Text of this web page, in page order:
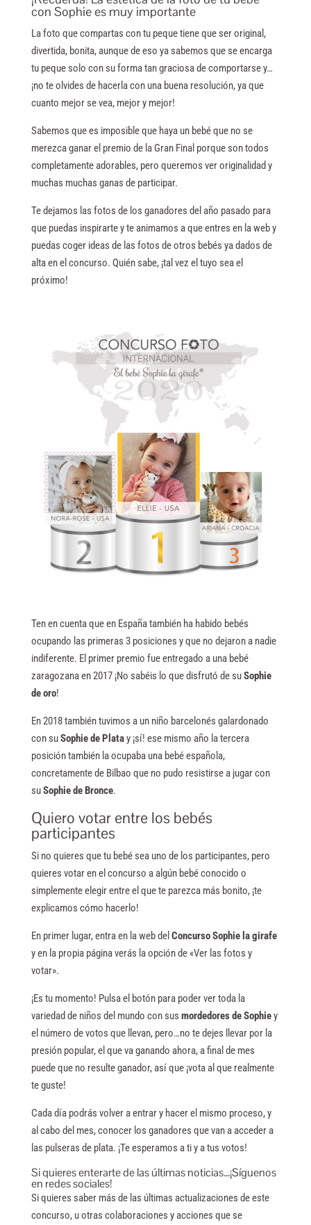
con Sophie es muy importante
La foto que compartas con tu peque tiene que ser original,
divertida, bonita, aunque de eso ya sabemos que se encarga
tu peque solo con su forma tan graciosa de comportarse y…
¡no te olvides de hacerla con una buena resolución, ya que
cuanto mejor se vea, mejor y mejor!
Sabemos que es imposible que haya un bebé que no se
merezca ganar el premio de la Gran Final porque son todos
completamente adorables, pero queremos ver originalidad y
muchas muchas ganas de participar.
Te dejamos las fotos de los ganadores del año pasado para
que puedas inspirarte y te animamos a que entres en la web y
puedas coger ideas de las fotos de otros bebés ya dados de
alta en el concurso. Quién sabe, ¡tal vez el tuyo sea el
próximo!
Ten en cuenta que en España también ha habido bebés
ocupando las primeras 3 posiciones y que no dejaron a nadie
indiferente. El primer premio fue entregado a una bebé
zaragozana en 2017 ¡No sabéis lo que disfrutó de suSophie
de oro!
En 2018 también tuvimos a un niño barcelonés galardonado
con suSophie de Platay ¡sí! ese mismo año la tercera
posición también la ocupaba una bebé española,
concretamente de Bilbao que no pudo resistirse a jugar con
suSophie de Bronce.
Quiero votar entre los bebés
participantes
Si no quieres que tu bebé sea uno de los participantes, pero
quieres votar en el concurso a algún bebé conocido o
simplemente elegir entre el que te parezca más bonito, ¡te
explicamos cómo hacerlo!
En primer lugar, entra en la web del Concurso Sophie la girafe
y en la propia página verás la opción de «Ver las fotos y
votar».
¡Es tu momento! Pulsa el botón para poder ver toda la
variedad de niños del mundo con sus mordedores de Sophiey
el número de votos que llevan, pero…no te dejes llevar por la
presión popular, el que va ganando ahora, a final de mes
puede que no resulte ganador, así que ¡vota al que realmente
te guste!
Cada día podrás volver a entrar y hacer el mismo proceso, y
al cabo del mes, conocer los ganadores que van a acceder a
las pulseras de plata. ¡Te esperamos a ti y a tus votos!
Si quieres enterarte de las últimas noticias…¡Síguenos
en redes sociales!
Si quieres saber más de las últimas actualizaciones de este
concurso, u otras colaboraciones y acciones que se